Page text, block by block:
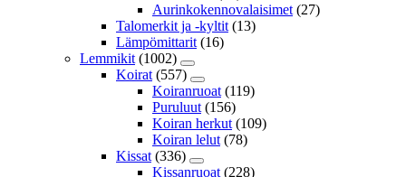
Aurinkokennovalaisimet (27)
Talomerkit ja -kyltit (13)
Lämpömittarit (16)
Lemmikit (1002)
Koirat (557)
Koiranruoat (119)
Puruluut (156)
Koiran herkut (109)
Koiran lelut (78)
Kissat (336)
Kissanruoat (228)